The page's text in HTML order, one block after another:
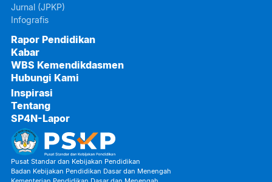
Jurnal (JPKP)
Infografis
Rapor Pendidikan
Kabar
WBS Kemendikdasmen
Hubungi Kami
Inspirasi
Tentang
SP4N-Lapor
Pusat Standar dan Kebijakan Pendidikan
Badan Kebijakan Pendidikan Dasar dan Menengah